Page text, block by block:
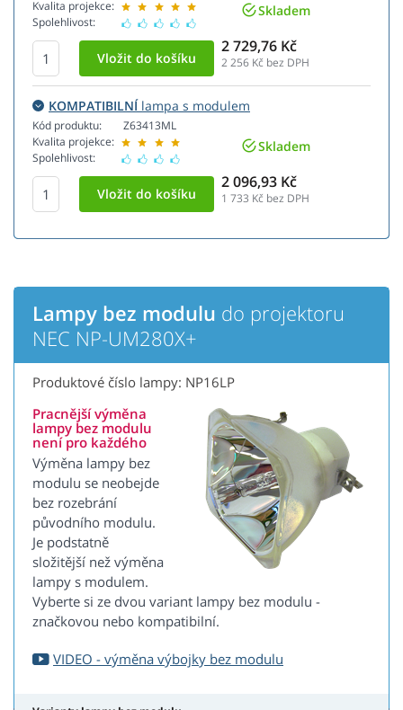
Kvalita projekce:
Spolehlivost:
Skladem
2 729,76 Kč
2 256 Kč bez DPH
KOMPATIBILNÍlampa s modulem
Kód produktu:
Kvalita projekce:
Spolehlivost:
Z63413ML
Skladem
2 096,93 Kč
1 733 Kč bez DPH
Lampy bez modulu do projektoru
NEC NP-UM280X+
Produktové číslo lampy: NP16LP
Pracnější výměna
lampy bez modulu
není pro každého
Výměna lampy bez
modulu se neobejde
bez rozebrání
původního modulu.
Je podstatně
složitější než výměna
lampy s modulem.
Vyberte si ze dvou variant lampy bez modulu -
značkovou nebo kompatibilní.
VIDEO - výměna výbojky bez modulu